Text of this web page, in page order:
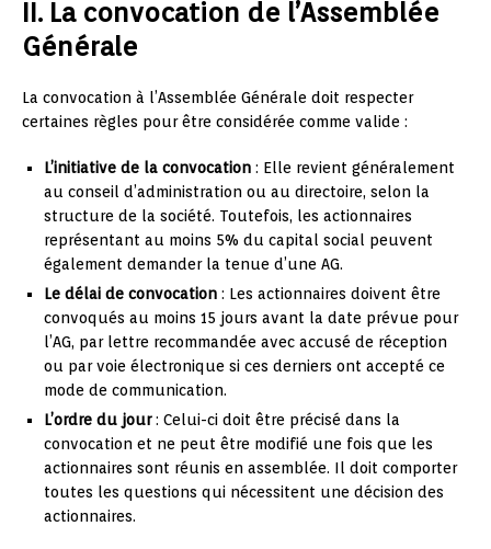
II. La convocation de l’Assemblée
Générale
La convocation à l’Assemblée Générale doit respecter
certaines règles pour être considérée comme valide :
L’initiative de la convocation : Elle revient généralement
au conseil d’administration ou au directoire, selon la
structure de la société. Toutefois, les actionnaires
représentant au moins 5% du capital social peuvent
également demander la tenue d’une AG.
Le délai de convocation : Les actionnaires doivent être
convoqués au moins 15 jours avant la date prévue pour
l’AG, par lettre recommandée avec accusé de réception
ou par voie électronique si ces derniers ont accepté ce
mode de communication.
L’ordre du jour: Celui-ci doit être précisé dans la
convocation et ne peut être modifié une fois que les
actionnaires sont réunis en assemblée. Il doit comporter
toutes les questions qui nécessitent une décision des
actionnaires.